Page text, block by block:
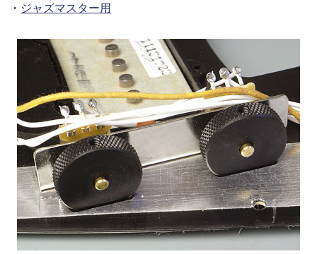
・ ジャズマスター用